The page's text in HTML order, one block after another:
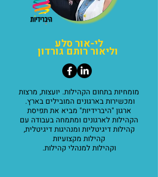
לי-אור סלע
וליאור רותם גורדון
מומחיות בתחום הקהילות. יועצות, מרצות
ומכשירות בארגונים המובילים בארץ.
ארגון "היברידיות" מביא את תפיסת
הקהילות לארגונים ומתמחה בעבודה עם
קהילות דיגיטליות ומנהיגות דיגיטלית,
קהילות מקצועיות
וקהילות למנהלי קהילות.